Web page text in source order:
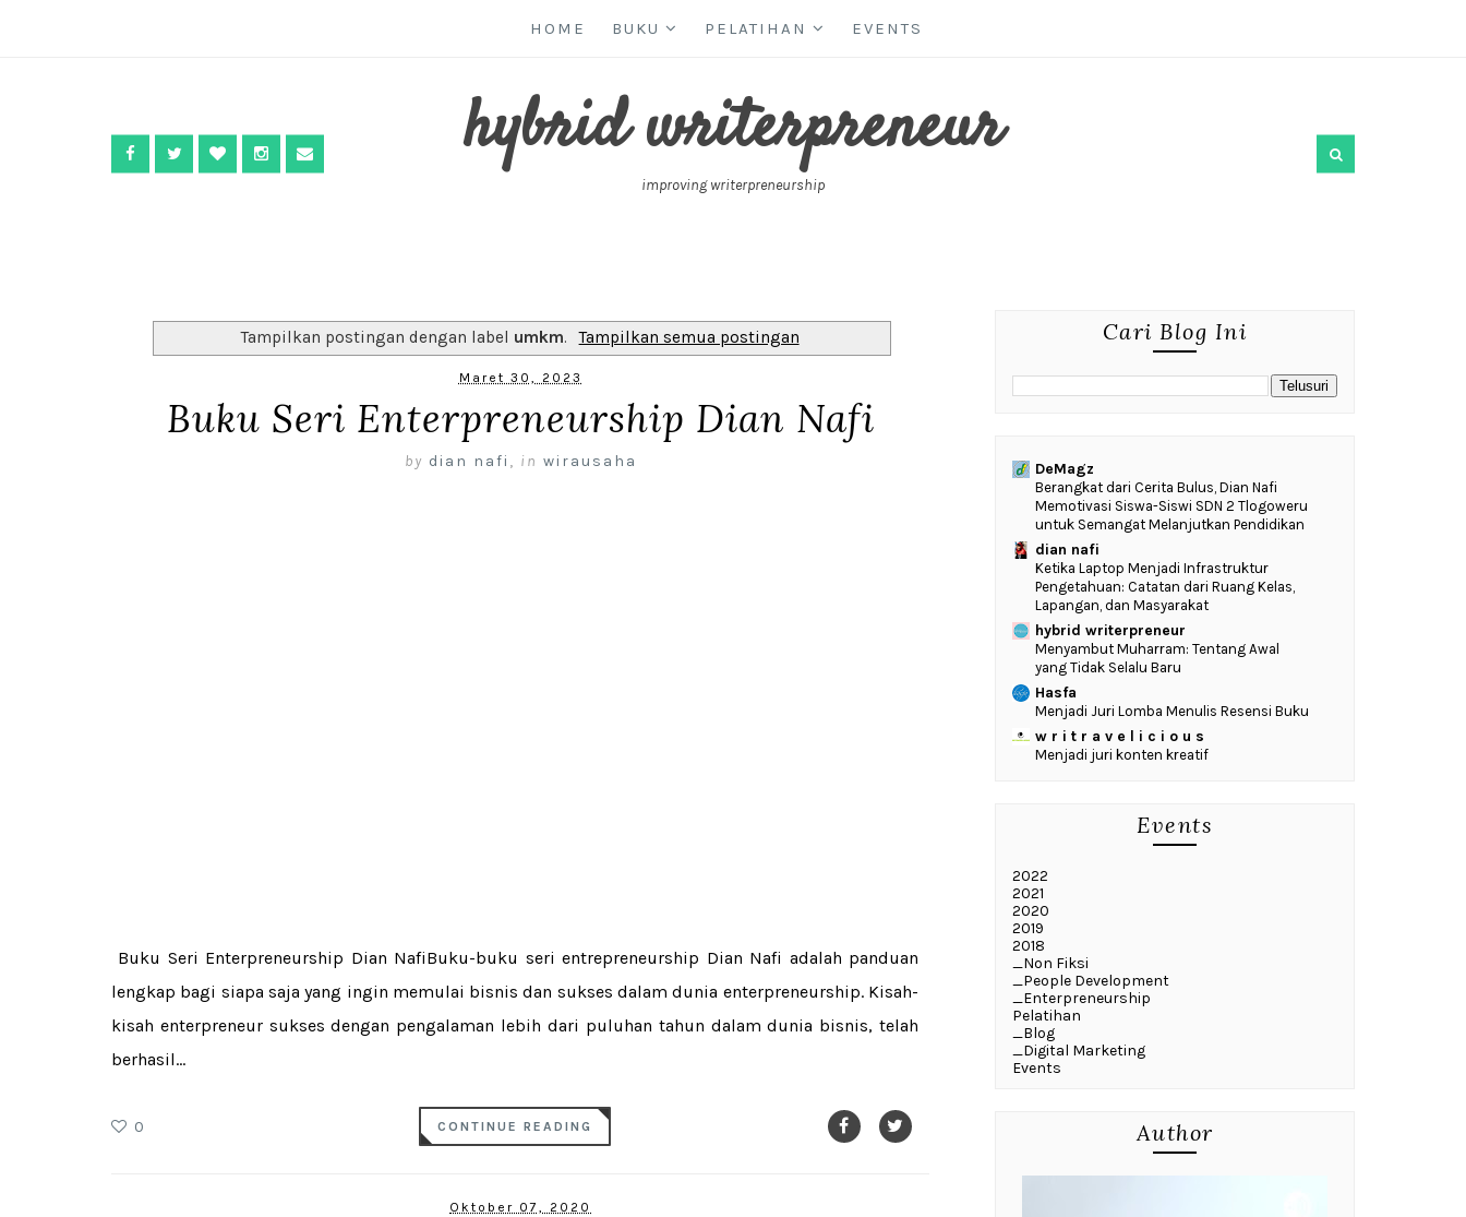
HOME BUKU PELATIHAN EVENTS
hybrid writerpreneur
improving writerpreneurship
Tampilkan postingan dengan label umkm. Tampilkan semua postingan
Maret 30, 2023
Buku Seri Enterpreneurship Dian Nafi
by dian nafi , in wirausaha
Buku Seri Enterpreneurship Dian NafiBuku-buku seri entrepreneurship Dian Nafi adalah panduan
lengkap bagi siapa saja yang ingin memulai bisnis dan sukses dalam dunia enterpreneurship. Kisah-
kisah enterpreneur sukses dengan pengalaman lebih dari puluhan tahun dalam dunia bisnis, telah
berhasil...
0 CONTINUE READING
Oktober 07, 2020
Cari Blog Ini
DeMagz
‎Berangkat dari Cerita Bulus, Dian Nafi
Memotivasi Siswa-Siswi SDN 2 Tlogoweru
untuk Semangat Melanjutkan Pendidikan
dian nafi
Ketika Laptop Menjadi Infrastruktur
Pengetahuan: Catatan dari Ruang Kelas,
Lapangan, dan Masyarakat
hybrid writerpreneur
Menyambut Muharram: Tentang Awal
yang Tidak Selalu Baru
Hasfa
Menjadi Juri Lomba Menulis Resensi Buku
w r i t r a v e l i c i o u s
Menjadi juri konten kreatif
Events
2022
2021
2020
2019
2018
_Non Fiksi
_People Development
_Enterpreneurship
Pelatihan
_Blog
_Digital Marketing
Events
Author